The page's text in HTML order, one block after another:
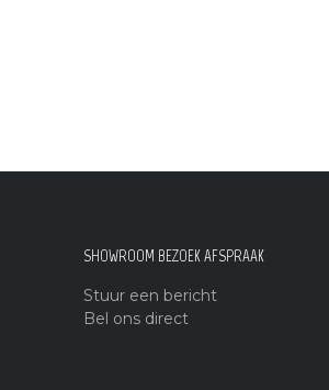
SHOWROOM BEZOEK AFSPRAAK
Stuur een bericht
Bel ons direct